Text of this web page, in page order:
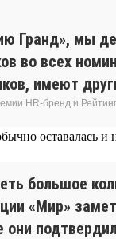
Гранд», мы
во всех
имеют
HR-бренд и
оставалась
большое
«Мир»
они